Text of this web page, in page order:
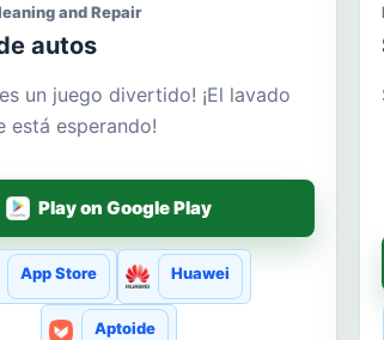
and Repair
autos
un juego divertido! ¡El lavado
está esperando!
Play on Google Play
App Store Huawei
Aptoide